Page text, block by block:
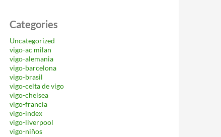
Categories
Uncategorized
vigo-ac milan
vigo-alemania
vigo-barcelona
vigo-brasil
vigo-celta de vigo
vigo-chelsea
vigo-francia
vigo-index
vigo-liverpool
vigo-niños